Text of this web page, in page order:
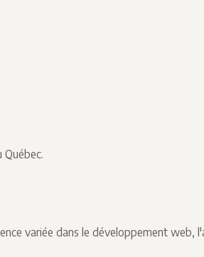
variée dans le développement web,